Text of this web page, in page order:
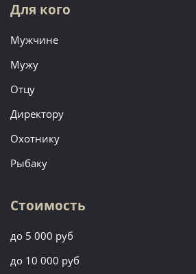
Для кого
Мужчине
Мужу
Отцу
Директору
Охотнику
Рыбаку
Стоимость
до 5 000 руб
до 10 000 руб